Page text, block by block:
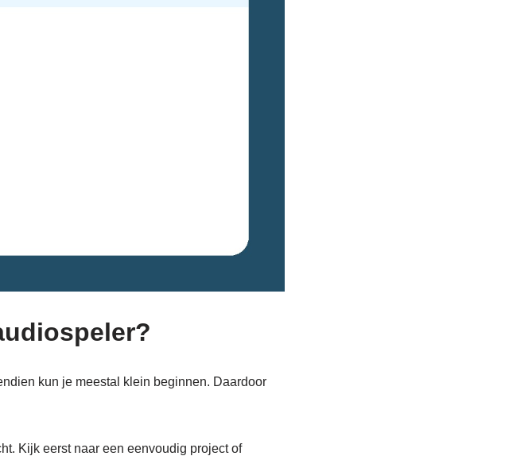
kun je meestal klein beginnen. Daardoor
Kijk eerst naar een eenvoudig project of